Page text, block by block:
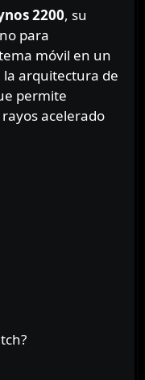
2200, su
para
móvil en un
la arquitectura de
permite
acelerado